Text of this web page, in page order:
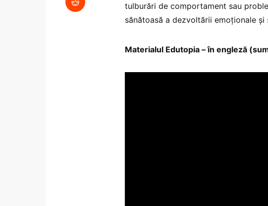
tulburări de comportament sau
sănătoasă a dezvoltării emoționale și
Materialul Edutopia – în engleză